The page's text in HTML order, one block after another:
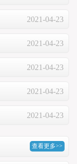
2021-04-23
2021-04-23
2021-04-23
2021-04-23
2021-04-23
查看更多>>